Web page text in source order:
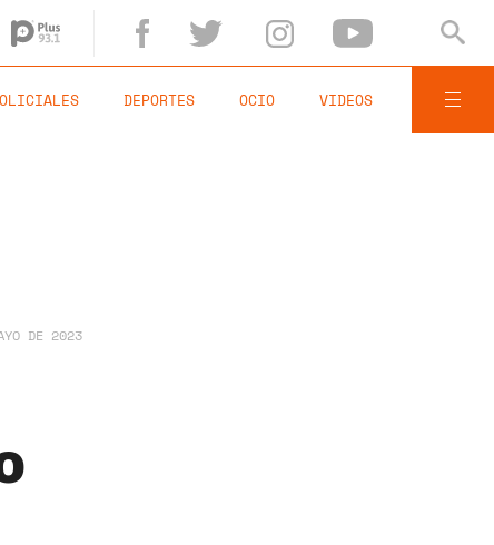
DEPORTES OCIO VIDEOS
DE 2023